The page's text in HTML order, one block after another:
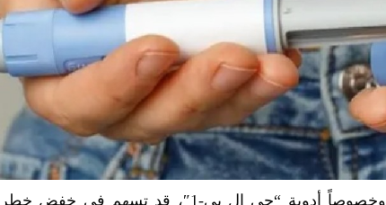
كشفت دراسات حديثة أن أدوية إنقاص الوزن، وخصوصاً أدوية “جي إل بي-1″، قد تسهم في خفض خطر